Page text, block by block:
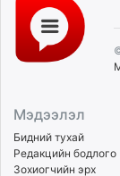
Мэдээлэл
Бидний тухай
Редакцийн бодлого
Зохиогчийн эрх